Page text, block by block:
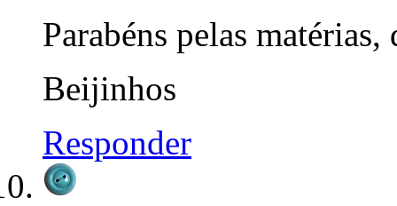
Parabéns pelas
Beijinhos
Responder